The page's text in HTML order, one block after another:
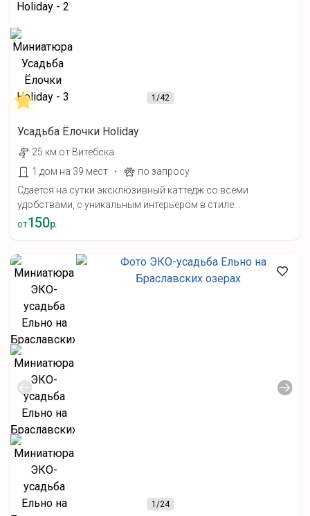
1/42
Усадьба Ёлочки Holiday
25 км от Витебска
1 дом на 39 мест
·
по запросу
Сдается на сутки эксклюзивный каттедж со всеми
удобствами, с уникальным интерьером в стиле...
от150р.
1/24